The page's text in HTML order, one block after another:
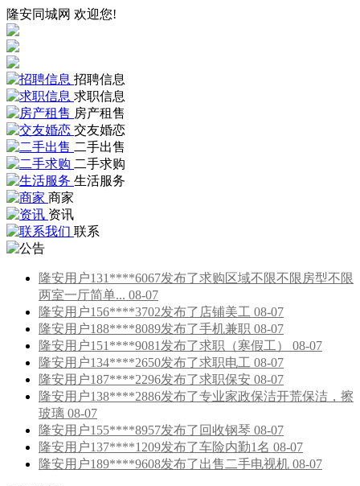
隆安同城网 欢迎您!
招聘信息
求职信息
房产租售
交友婚恋
二手出售
二手求购
生活服务
商家
资讯
联系
隆安用户131****6067发布了求购区域不限不限房型不限
两室一厅简单... 08-07
隆安用户156****3702发布了店铺美工 08-07
隆安用户188****8089发布了手机兼职 08-07
隆安用户151****9081发布了求职（寒假工） 08-07
隆安用户134****2650发布了求职电工 08-07
隆安用户187****2296发布了求职保安 08-07
隆安用户138****2886发布了专业家政保洁开荒保洁，擦
玻璃 08-07
隆安用户155****8957发布了回收钢琴 08-07
隆安用户137****1209发布了车险内勤1名 08-07
隆安用户189****9608发布了出售二手电视机 08-07